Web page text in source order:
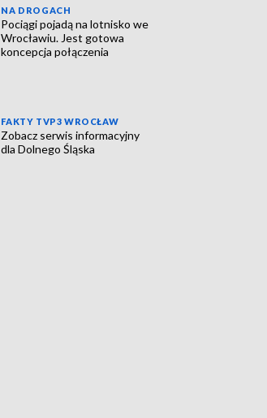
NA DROGACH
Pociągi pojadą na lotnisko we
Wrocławiu. Jest gotowa
koncepcja połączenia
FAKTY TVP3 WROCŁAW
Zobacz serwis informacyjny
dla Dolnego Śląska